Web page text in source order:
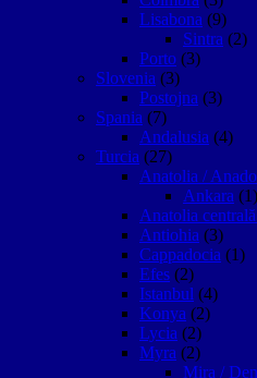
Lisabona (9)
Sintra (2)
Porto (3)
Slovenia (3)
Postojna (3)
Spania (7)
Andalusia (4)
Turcia (27)
Anatolia /
Ankara (1)
Anatolia
Antiohia (3)
Cappadocia (1)
Efes (2)
Istanbul (4)
Konya (2)
Lycia (2)
Myra (2)
Mira /